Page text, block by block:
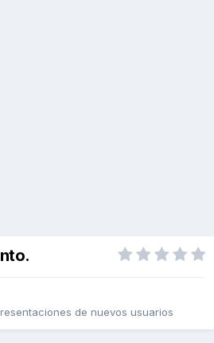
de nuevos usuarios